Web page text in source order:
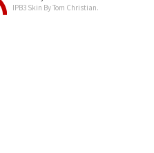
IPB3 Skin By Tom Christian.